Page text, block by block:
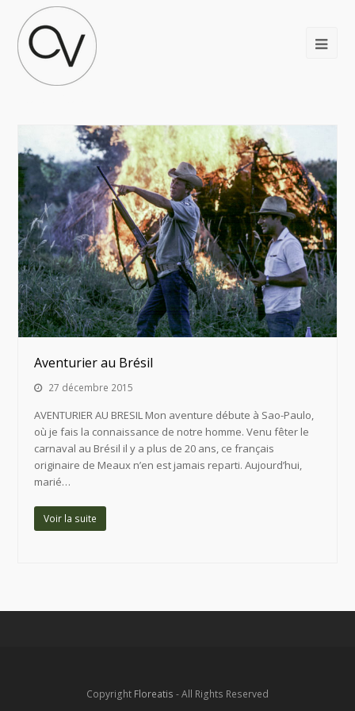
Aventurier au Brésil
27 décembre 2015
AVENTURIER AU BRESIL Mon aventure débute à Sao-Paulo,
où je fais la connaissance de notre homme. Venu fêter le
carnaval au Brésil il y a plus de 20 ans, ce français
originaire de Meaux n’en est jamais reparti. Aujourd’hui,
marié…
Voir la suite
Copyright Floreatis - All Rights Reserved